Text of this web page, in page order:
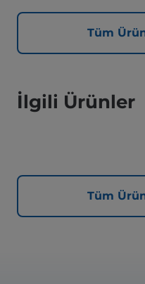
Tüm
İlgili Ürünler
Tüm